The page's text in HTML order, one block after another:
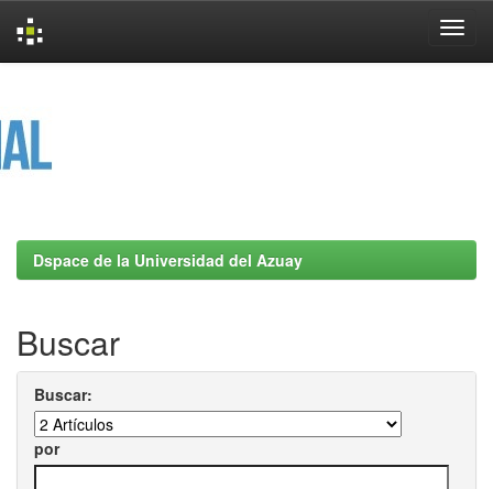
Dspace de la Universidad del Azuay
Buscar
Buscar:
por